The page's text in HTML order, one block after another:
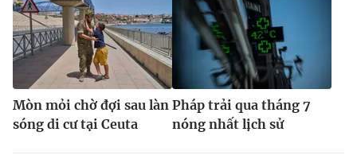
Mòn mỏi chờ đợi sau làn
sóng di cư tại Ceuta
Pháp trải qua tháng 7
nóng nhất lịch sử